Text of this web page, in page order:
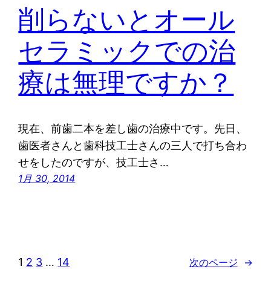
削らないとオール
セラミックでの治
療は無理ですか？
現在、前歯二本を差し歯の治療中です。先日、
歯医者さんと歯科技工士さんの三人で打ち合わ
せをしたのですが、技工士さ…
1月 30, 2014
1 2 3 … 14 次のページ →